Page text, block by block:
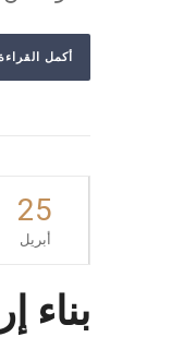
أكمل
25
أبريل
بناء